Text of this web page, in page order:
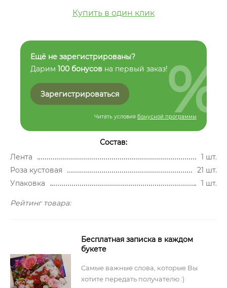
Купить в один клик
Ещё не зарегистрированы?
Дарим 100 бонусов на первый заказ!
Зарегистрироваться
Читать условия бонусной программы
%
Состав:
Лента
1 шт.
Роза кустовая
21 шт.
Упаковка
1 шт.
Рейтинг товара:
Бесплатная записка в каждом
букете
Самые важные слова, которые Вы
хотите передать получателю :)